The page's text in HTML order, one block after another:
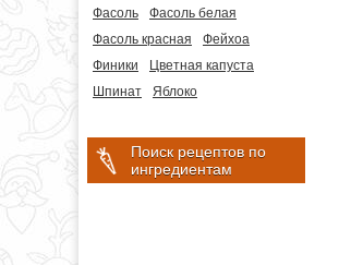
Фасоль
Фасоль белая
Фасоль красная
Фейхоа
Финики
Цветная капуста
Шпинат
Яблоко
Поиск рецептов по
ингредиентам